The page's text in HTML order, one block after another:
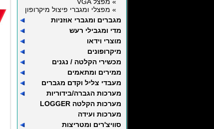
» מפצלי ומגברי פיצול מיקרופון
מגברים ומגברי אוזניות
מדי ומגבילי רעש
מוצרי וידאו
מיקרופונים
מכשירי הקלטה / נגנים
ממירים ומתאמים
מעבדי צליל וקדם מגברים
מערכות הגברה/בידוריות
מערכות הקלטה LOGGER
מערכות ועידה
סוויצ'רים ומטריצות